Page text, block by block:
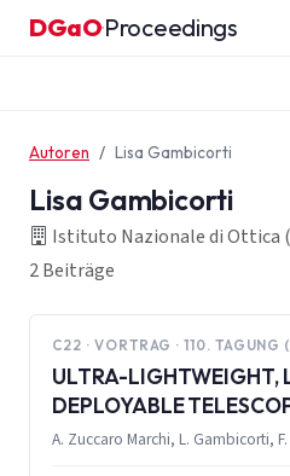
Zum Inhalt springen
DGaO·Proceedings
Autoren Lisa Gambicorti
Lisa Gambicorti
Istituto Nazionale di Ottica
2 Beiträge
C22 · VORTRAG · 110.
ULTRA-LIGHTWEIGHT,
DEPLOYABLE
APPLICATIONS: A